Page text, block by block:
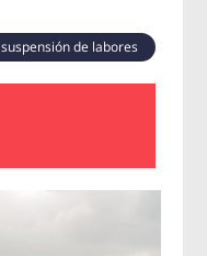
suspensión de labores